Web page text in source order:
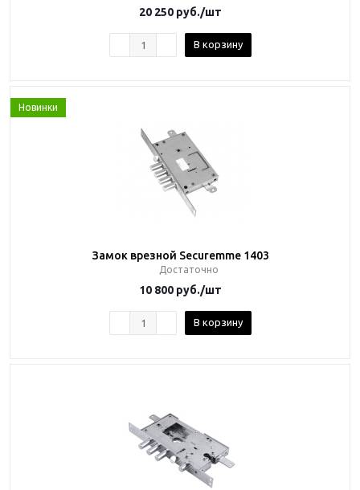
20 250 руб./шт
В корзину
Новинки
Замок врезной Securemme 1403
Достаточно
10 800 руб./шт
В корзину